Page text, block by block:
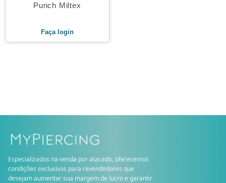
Punch Miltex
Faça login
Especializados na venda por atacado, oferecemos
condições exclusivas para revendedores que
desejam aumentar sua margem de lucro e garantir